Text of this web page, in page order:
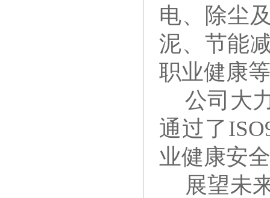
电、除尘
泥、节能
职业健康
公司大
通过了
业健康安
展望未